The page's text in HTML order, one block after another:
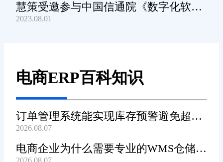
慧策受邀参与中国信通院《数字化软件
产品及服务能力》规范编制工作
2023.08.01
电商ERP百科知识
订单管理系统能实现库存预警避免超卖
吗?
2026.08.07
电商企业为什么需要专业的WMS仓储管